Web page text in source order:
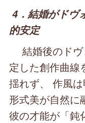
4．結婚がドヴ
的安定
結婚後のドヴ
定した創作曲線
揺れず、 作風
形式美が自然に
彼の才能が「鈍